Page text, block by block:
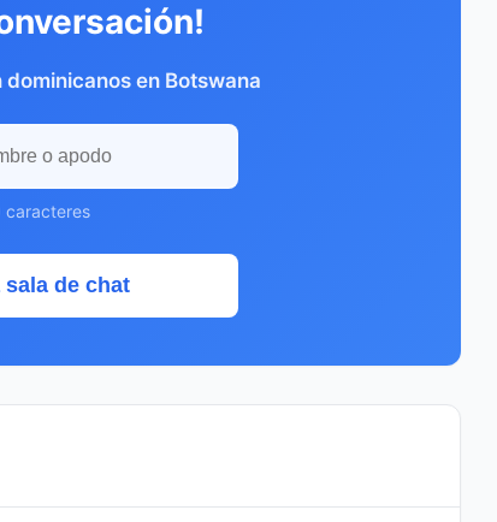
en Botswana
caracteres
sala de chat